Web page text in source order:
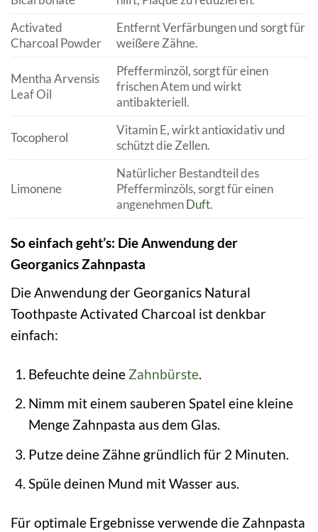
Activated
Charcoal Powder
Entfernt Verfärbungen und sorgt für
weißere Zähne.
Mentha Arvensis
Leaf Oil
Pfefferminzöl, sorgt für einen
frischen Atem und wirkt
antibakteriell.
Tocopherol
Vitamin E, wirkt antioxidativ und
schützt die Zellen.
Limonene
Natürlicher Bestandteil des
Pfefferminzöls, sorgt für einen
angenehmenDuft.
So einfach geht’s: Die Anwendung der
Georganics Zahnpasta
Die Anwendung der Georganics Natural
Toothpaste Activated Charcoal ist denkbar
einfach:
Befeuchte deine Zahnbürste.
Nimm mit einem sauberen Spatel eine kleine
Menge Zahnpasta aus dem Glas.
Putze deine Zähne gründlich für 2 Minuten.
Spüle deinen Mund mit Wasser aus.
Für optimale Ergebnisse verwende die Zahnpasta